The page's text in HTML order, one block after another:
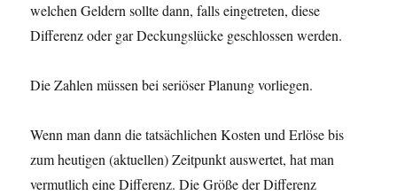
welchen Geldern sollte dann, falls eingetreten, diese
Differenz oder gar Deckungslücke geschlossen werden.
Die Zahlen müssen bei seriöser Planung vorliegen.
Wenn man dann die tatsächlichen Kosten und Erlöse bis
zum heutigen (aktuellen) Zeitpunkt auswertet, hat man
vermutlich eine Differenz. Die Größe der Differenz